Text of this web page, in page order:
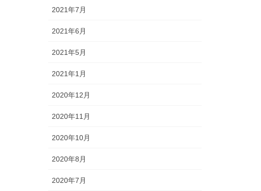
2021年7月
2021年6月
2021年5月
2021年1月
2020年12月
2020年11月
2020年10月
2020年8月
2020年7月